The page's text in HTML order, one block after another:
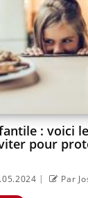
: voici
pour
| Par